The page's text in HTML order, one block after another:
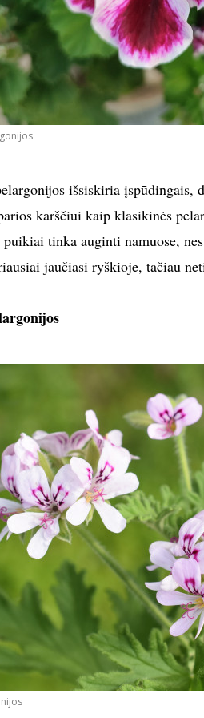
išsiskiria įspūdingais,
karščiui kaip klasikinės
puikiai tinka auginti namuose,
jaučiasi ryškioje, tačiau